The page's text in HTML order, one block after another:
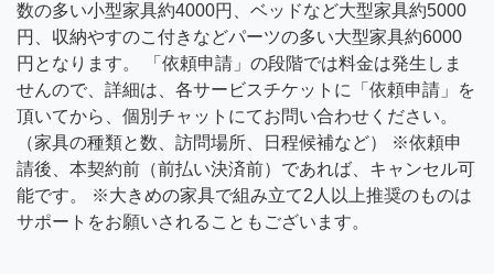
数の多い小型家具約4000円、ベッドなど大型家具約5000
円、収納やすのこ付きなどパーツの多い大型家具約6000
円となります。 「依頼申請」の段階では料金は発生しま
せんので、詳細は、各サービスチケットに「依頼申請」を
頂いてから、個別チャットにてお問い合わせください。
（家具の種類と数、訪問場所、日程候補など） ※依頼申
請後、本契約前（前払い決済前）であれば、キャンセル可
能です。 ※大きめの家具で組み立て2人以上推奨のものは
サポートをお願いされることもございます。